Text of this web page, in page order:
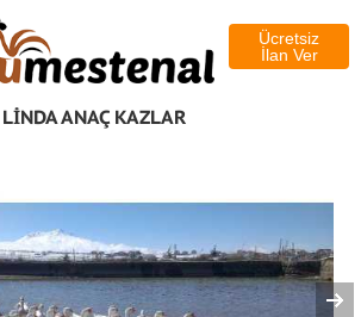
Ücretsiz
İlan Ver
LİNDA ANAÇ KAZLAR